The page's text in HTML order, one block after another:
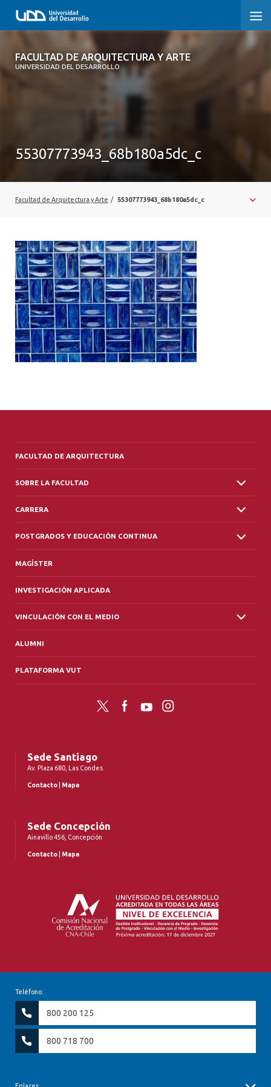
FACULTAD DE ARQUITECTURA Y ARTE
UNIVERSIDAD DEL DESARROLLO
FACULTAD DE ARQUITECTURA Y ARTE
VINCULACIÓN CON EL MEDIO
ALUMNI
PLATAFORMA VUT
55307773943_68b180a5dc_c
Facultad de Arquitectura y Arte / 55307773943_68b180a5dc_c
FACULTAD DE ARQUITECTURA
SOBRE LA FACULTAD
CARRERA
POSTGRADOS Y EDUCACIÓN CONTINUA
MAGÍSTER
INVESTIGACIÓN APLICADA
VINCULACIÓN CON EL MEDIO
ALUMNI
PLATAFORMA VUT
Twitter FacebookYouTubeInstagram
Sede Santiago
Av. Plaza 680, Las Condes
Contacto Mapa
Sede Concepción
Ainavillo 456, Concepción
Contacto Mapa
Teléfono:
800 200 125
800 718 700
Enlaces